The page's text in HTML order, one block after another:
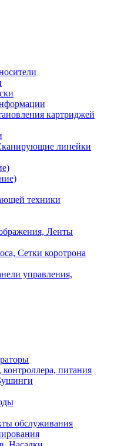
картриджей
линейки
техники
Ленты
Сетки коротрона
управления,
питания
обслуживания